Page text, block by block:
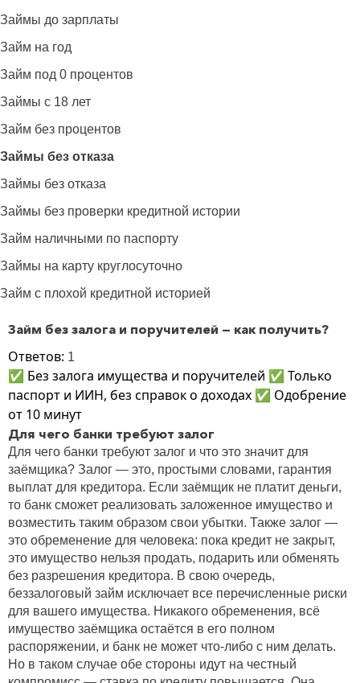
Займы до зарплаты
Займ на год
Займ под 0 процентов
Займы с 18 лет
Займ без процентов
Займы без отказа
Займы без отказа
Займы без проверки кредитной истории
Займ наличными по паспорту
Займы на карту круглосуточно
Займ с плохой кредитной историей
Займ без залога и поручителей — как получить?
Ответов: 1
✅ Без залога имущества и поручителей ✅ Только
паспорт и ИИН, без справок о доходах ✅ Одобрение
от 10 минут
Для чего банки требуют залог
Для чего банки требуют залог и что это значит для
заёмщика? Залог — это, простыми словами, гарантия
выплат для кредитора. Если заёмщик не платит деньги,
то банк сможет реализовать заложенное имущество и
возместить таким образом свои убытки. Также залог —
это обременение для человека: пока кредит не закрыт,
это имущество нельзя продать, подарить или обменять
без разрешения кредитора. В свою очередь,
беззалоговый займ исключает все перечисленные риски
для вашего имущества. Никакого обременения, всё
имущество заёмщика остаётся в его полном
распоряжении, и банк не может что-либо с ним делать.
Но в таком случае обе стороны идут на честный